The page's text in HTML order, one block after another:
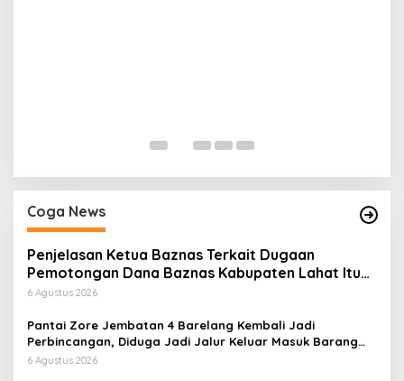
Coga News
Penjelasan Ketua Baznas Terkait Dugaan
Pemotongan Dana Baznas Kabupaten Lahat Itu
Tidak Benar
6 Agustus 2026
Pantai Zore Jembatan 4 Barelang Kembali Jadi
Perbincangan, Diduga Jadi Jalur Keluar Masuk Barang
Tanpa Dokumen Kepabeanan, Nama Berinisial WL
6 Agustus 2026